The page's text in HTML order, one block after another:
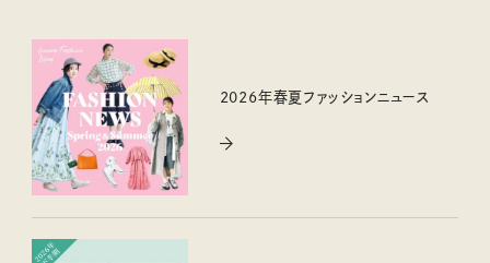
2026年春夏ファッションニュース